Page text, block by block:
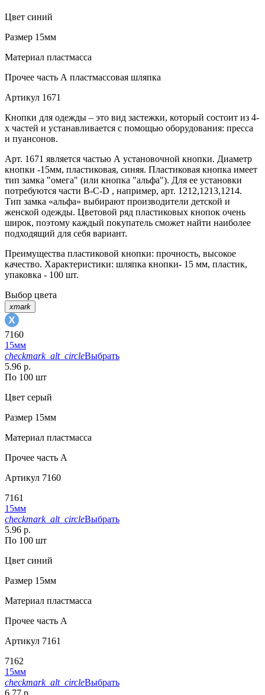
Цвет синий
Размер 15мм
Материал пластмасса
Прочее часть А пластмассовая шляпка
Артикул 1671
Кнопки для одежды – это вид застежки, который состоит из 4-
х частей и устанавливается с помощью оборудования: пресса
и пуансонов.
Арт. 1671 является частью А установочной кнопки. Диаметр
кнопки -15мм, пластиковая, синяя. Пластиковая кнопка имеет
тип замка "омега" (или кнопка "альфа"). Для ее установки
потребуются части В-C-D , например, арт. 1212,1213,1214.
Тип замка «альфа» выбирают производители детской и
женской одежды. Цветовой ряд пластиковых кнопок очень
широк, поэтому каждый покупатель сможет найти наиболее
подходящий для себя вариант.
Преимущества пластиковой кнопки: прочность, высокое
качество. Характеристики: шляпка кнопки- 15 мм, пластик,
упаковка - 100 шт.
Выбор цвета
xmark
7160
15мм
checkmark_alt_circleВыбрать
5.96 р.
По 100 шт
Цвет серый
Размер 15мм
Материал пластмасса
Прочее часть A
Артикул 7160
7161
15мм
checkmark_alt_circleВыбрать
5.96 р.
По 100 шт
Цвет синий
Размер 15мм
Материал пластмасса
Прочее часть A
Артикул 7161
7162
15мм
checkmark_alt_circleВыбрать
6.77 р.